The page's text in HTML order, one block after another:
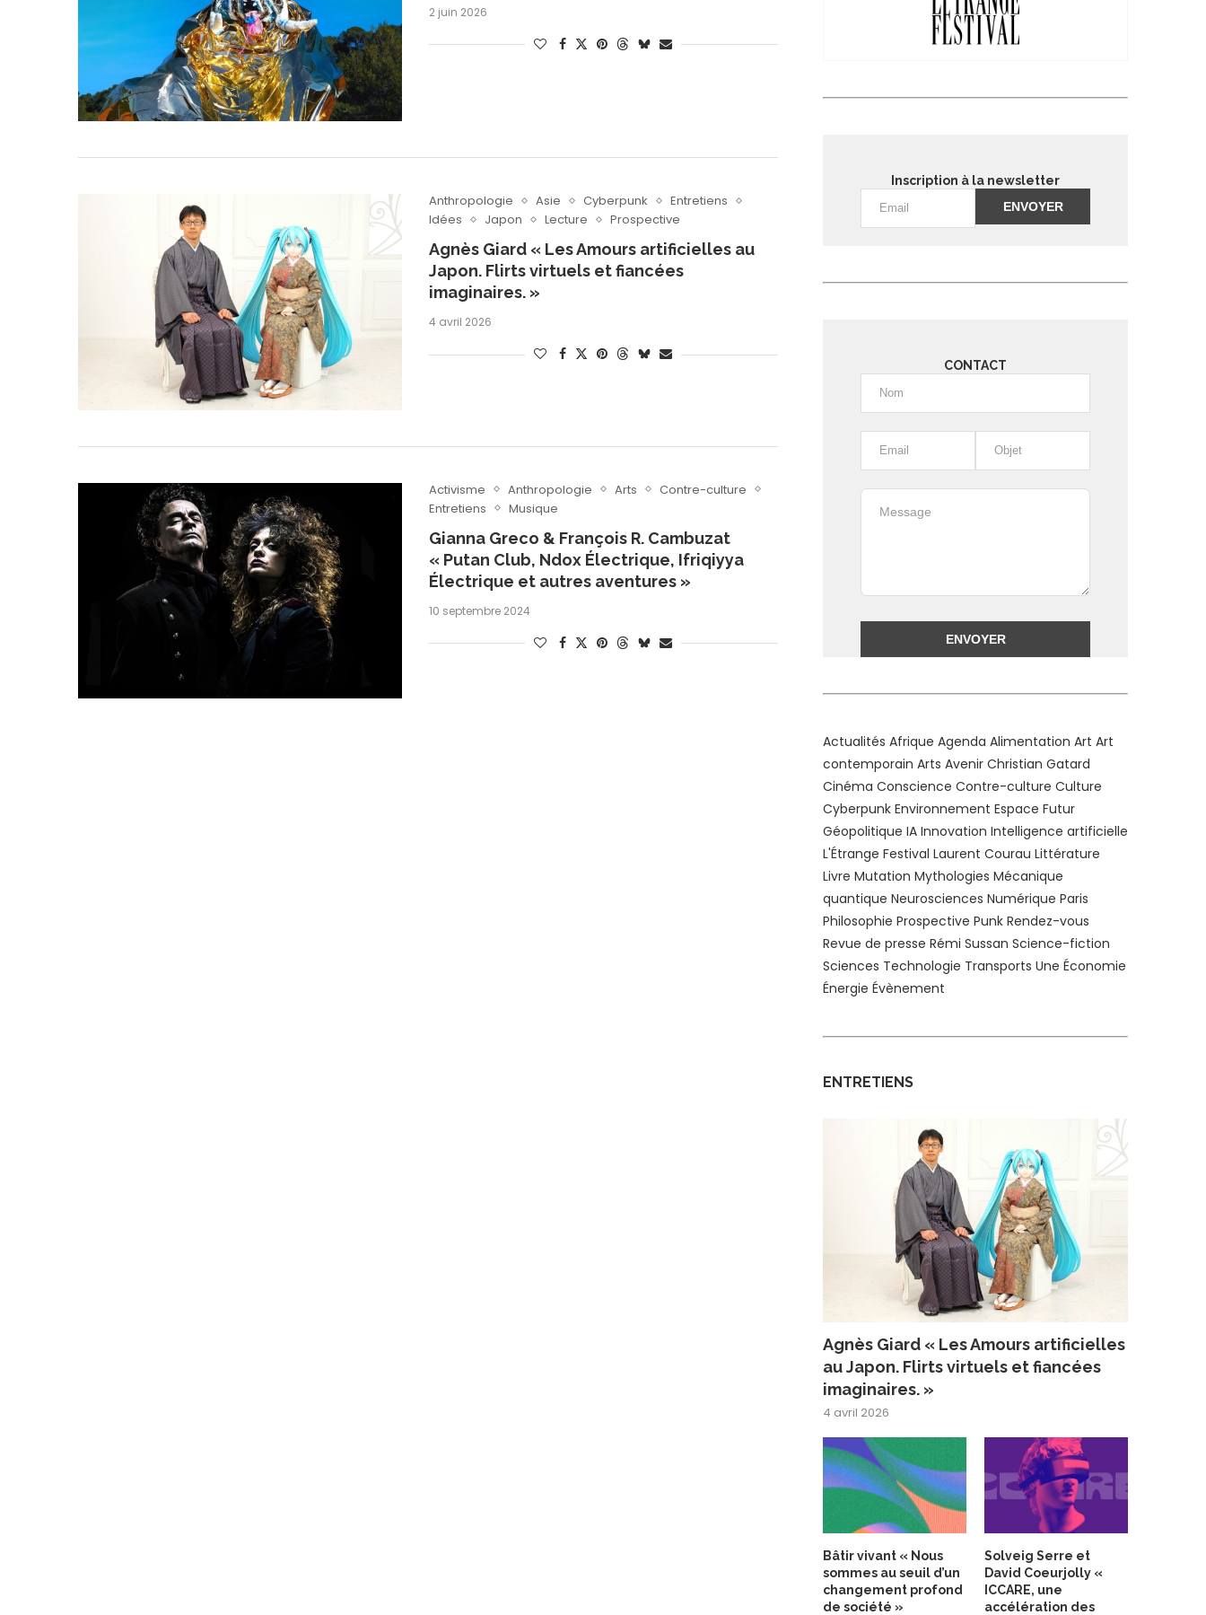
2 juin 2026
Anthropologie Asie Cyberpunk
Entretiens
Idées
Japon Lecture Prospective
Agnès Giard « Les Amours artificielles au
Japon. Flirts virtuels et fiancées
imaginaires. »
4 avril 2026
Activisme Anthropologie Arts
Contre-culture
Entretiens
Musique
Gianna Greco & François R. Cambuzat
« Putan Club, Ndox Électrique, Ifriqiyya
Électrique et autres aventures »
10 septembre 2024
Inscription à la newsletter
CONTACT
Actualités Afrique Agenda Alimentation Art Art
contemporain Arts Avenir Christian Gatard
Cinéma Conscience Contre-culture Culture
Cyberpunk Environnement Espace Futur
Géopolitique IA Innovation Intelligence artificielle
L'Étrange Festival Laurent Courau Littérature
Livre Mutation Mythologies Mécanique
quantique Neurosciences Numérique Paris
Philosophie Prospective Punk Rendez-vous
Revue de presse Rémi Sussan Science-fiction
Sciences Technologie Transports Une Économie
Énergie Évènement
ENTRETIENS
Agnès Giard « Les Amours artificielles
au Japon. Flirts virtuels et fiancées
imaginaires. »
4 avril 2026
Bâtir vivant « Nous
sommes au seuil d’un
changement profond
de société »
Solveig Serre et
David Coeurjolly «
ICCARE, une
accélération des